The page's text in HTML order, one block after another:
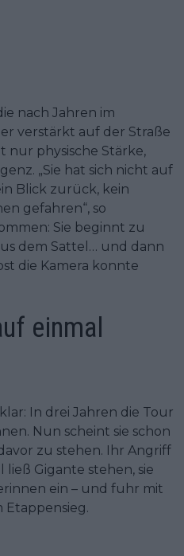
nach Jahren im
verstärkt auf der Straße
nur physische Stärke,
„Sie hat sich nicht auf
Blick zurück, kein
gefahren“, so
Sie beginnt zu
dem Sattel… und dann
die Kamera konnte
einmal
In drei Jahren die Tour
Nun scheint sie schon
zu stehen. Ihr Angriff
ließ Gigante stehen, sie
ein – und fuhr mit